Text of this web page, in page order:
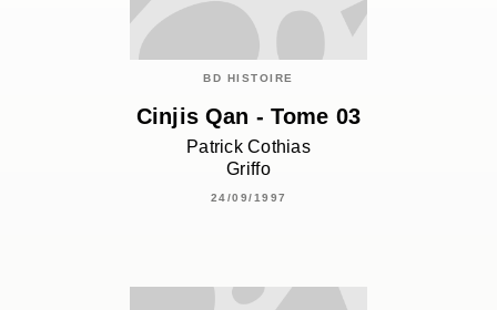
BD HISTOIRE
Cinjis Qan - Tome 03
Patrick Cothias
Griffo
24/09/1997